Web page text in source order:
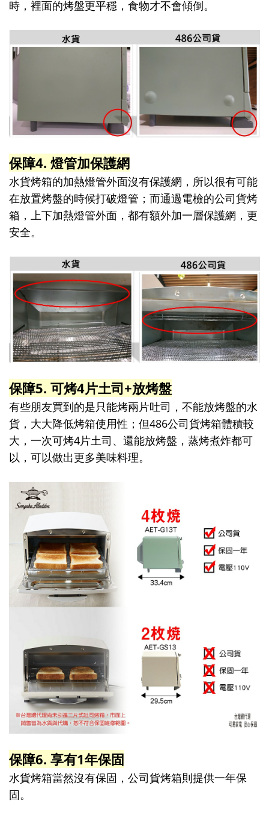
時，裡面的烤盤更平穩，食物才不會傾倒。
保障4. 燈管加保護網
水貨烤箱的加熱燈管外面沒有保護網，所以很有可能
在放置烤盤的時候打破燈管；而通過電檢的公司貨烤
箱，上下加熱燈管外面，都有額外加一層保護網，更
安全。
保障5. 可烤4片土司+放烤盤
有些朋友買到的是只能烤兩片吐司，不能放烤盤的水
貨，大大降低烤箱使用性；但486公司貨烤箱體積較
大，一次可烤4片土司、還能放烤盤，蒸烤煮炸都可
以，可以做出更多美味料理。
保障6. 享有1年保固
水貨烤箱當然沒有保固，公司貨烤箱則提供一年保
固。